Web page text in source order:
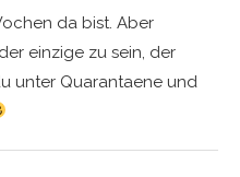
da bist. Aber
einzige zu sein, der
unter Quarantaene und